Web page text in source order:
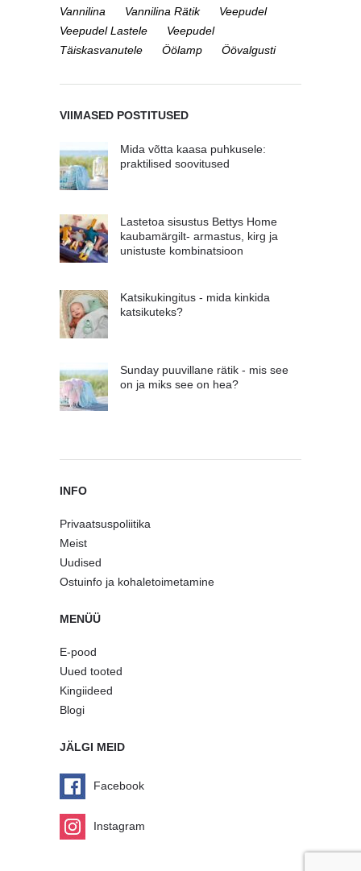
Vannilina
Vannilina Rätik
Veepudel
Veepudel Lastele
Veepudel
Täiskasvanutele
Öölamp Öövalgusti
VIIMASED POSTITUSED
Mida võtta kaasa puhkusele:
praktilised soovitused
Lastetoa sisustus Bettys Home
kaubamärgilt- armastus, kirg ja
unistuste kombinatsioon
Katsikukingitus - mida kinkida
katsikuteks?
Sunday puuvillane rätik - mis see
on ja miks see on hea?
INFO
Privaatsuspoliitika
Meist
Uudised
Ostuinfo ja kohaletoimetamine
MENÜÜ
E-pood
Uued tooted
Kingiideed
Blogi
JÄLGI MEID
Facebook
Instagram